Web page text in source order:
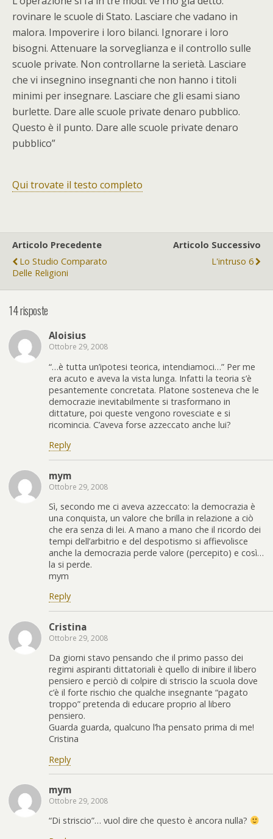
rovinare le scuole di Stato. Lasciare che vadano in
malora. Impoverire i loro bilanci. Ignorare i loro
bisogni. Attenuare la sorveglianza e il controllo sulle
scuole private. Non controllarne la serietà. Lasciare
che vi insegnino insegnanti che non hanno i titoli
minimi per insegnare. Lasciare che gli esami siano
burlette. Dare alle scuole private denaro pubblico.
Questo è il punto. Dare alle scuole private denaro
pubblico”
Qui trovate il testo completo
Articolo Precedente
Lo Studio Comparato
Delle Religioni
Articolo Successivo
L'intruso 6
14 risposte
Aloisius
Ottobre 29, 2008
“…è tutta un’ipotesi teorica, intendiamoci…” Per me
era acuto e aveva la vista lunga. Infatti la teoria s’è
pesantemente concretata. Platone sosteneva che le
democrazie inevitabilmente si trasformano in
dittature, poi queste vengono rovesciate e si
ricomincia. C’aveva forse azzeccato anche lui?
Reply
mym
Ottobre 29, 2008
Sì, secondo me ci aveva azzeccato: la democrazia è
una conquista, un valore che brilla in relazione a ciò
che era senza di lei. A mano a mano che il ricordo dei
tempi dell’arbitrio e del despotismo si affievolisce
anche la democrazia perde valore (percepito) e così…
la si perde.
mym
Reply
Cristina
Ottobre 29, 2008
Da giorni stavo pensando che il primo passo dei
regimi aspiranti dittatoriali è quello di inibire il libero
pensiero e perciò di colpire di striscio la scuola dove
c’è il forte rischio che qualche insegnante “pagato
troppo” pretenda di educare proprio al libero
pensiero.
Guarda guarda, qualcuno l’ha pensato prima di me!
Cristina
Reply
mym
Ottobre 29, 2008
“Di striscio”… vuol dire che questo è ancora nulla?